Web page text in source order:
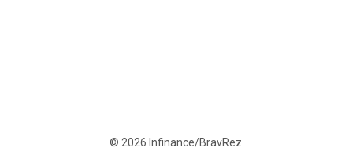
© 2026 Infinance/BravRez.